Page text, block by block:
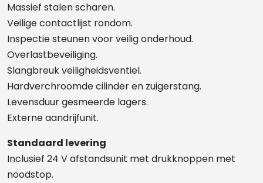
Massief stalen scharen.
Veilige contactlijst rondom.
Inspectie steunen voor veilig onderhoud.
Overlastbeveiliging.
Slangbreuk veiligheidsventiel.
Hardverchroomde cilinder en zuigerstang.
Levensduur gesmeerde lagers.
Externe aandrijfunit.
Standaard levering
Inclusief 24 V afstandsunit met drukknoppen met
noodstop.